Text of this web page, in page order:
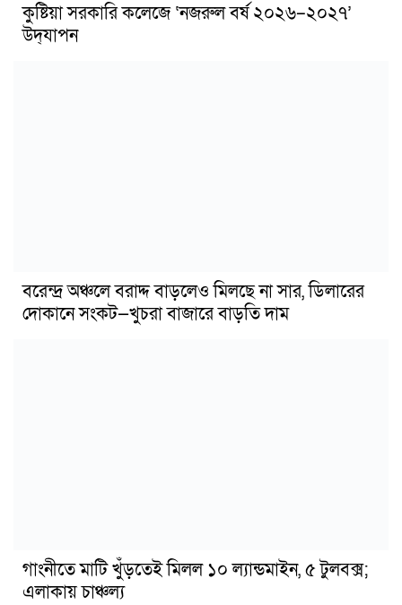
কুষ্টিয়া সরকারি কলেজে ‘নজরুল বর্ষ ২০২৬–২০২৭’
উদ্‌যাপন
বরেন্দ্র অঞ্চলে বরাদ্দ বাড়লেও মিলছে না সার, ডিলারের
দোকানে সংকট—খুচরা বাজারে বাড়তি দাম
গাংনীতে মাটি খুঁড়তেই মিলল ১০ ল্যান্ডমাইন, ৫ টুলবক্স;
এলাকায় চাঞ্চল্য